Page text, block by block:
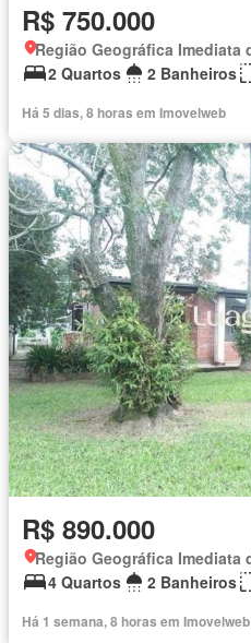
R$ 750.000
2 Quartos
2 Banheiros
Há 5 dias, 8 horas em Imovelweb
R$ 890.000
4 Quartos
2 Banheiros
Há 1 semana, 8 horas em Imovelweb